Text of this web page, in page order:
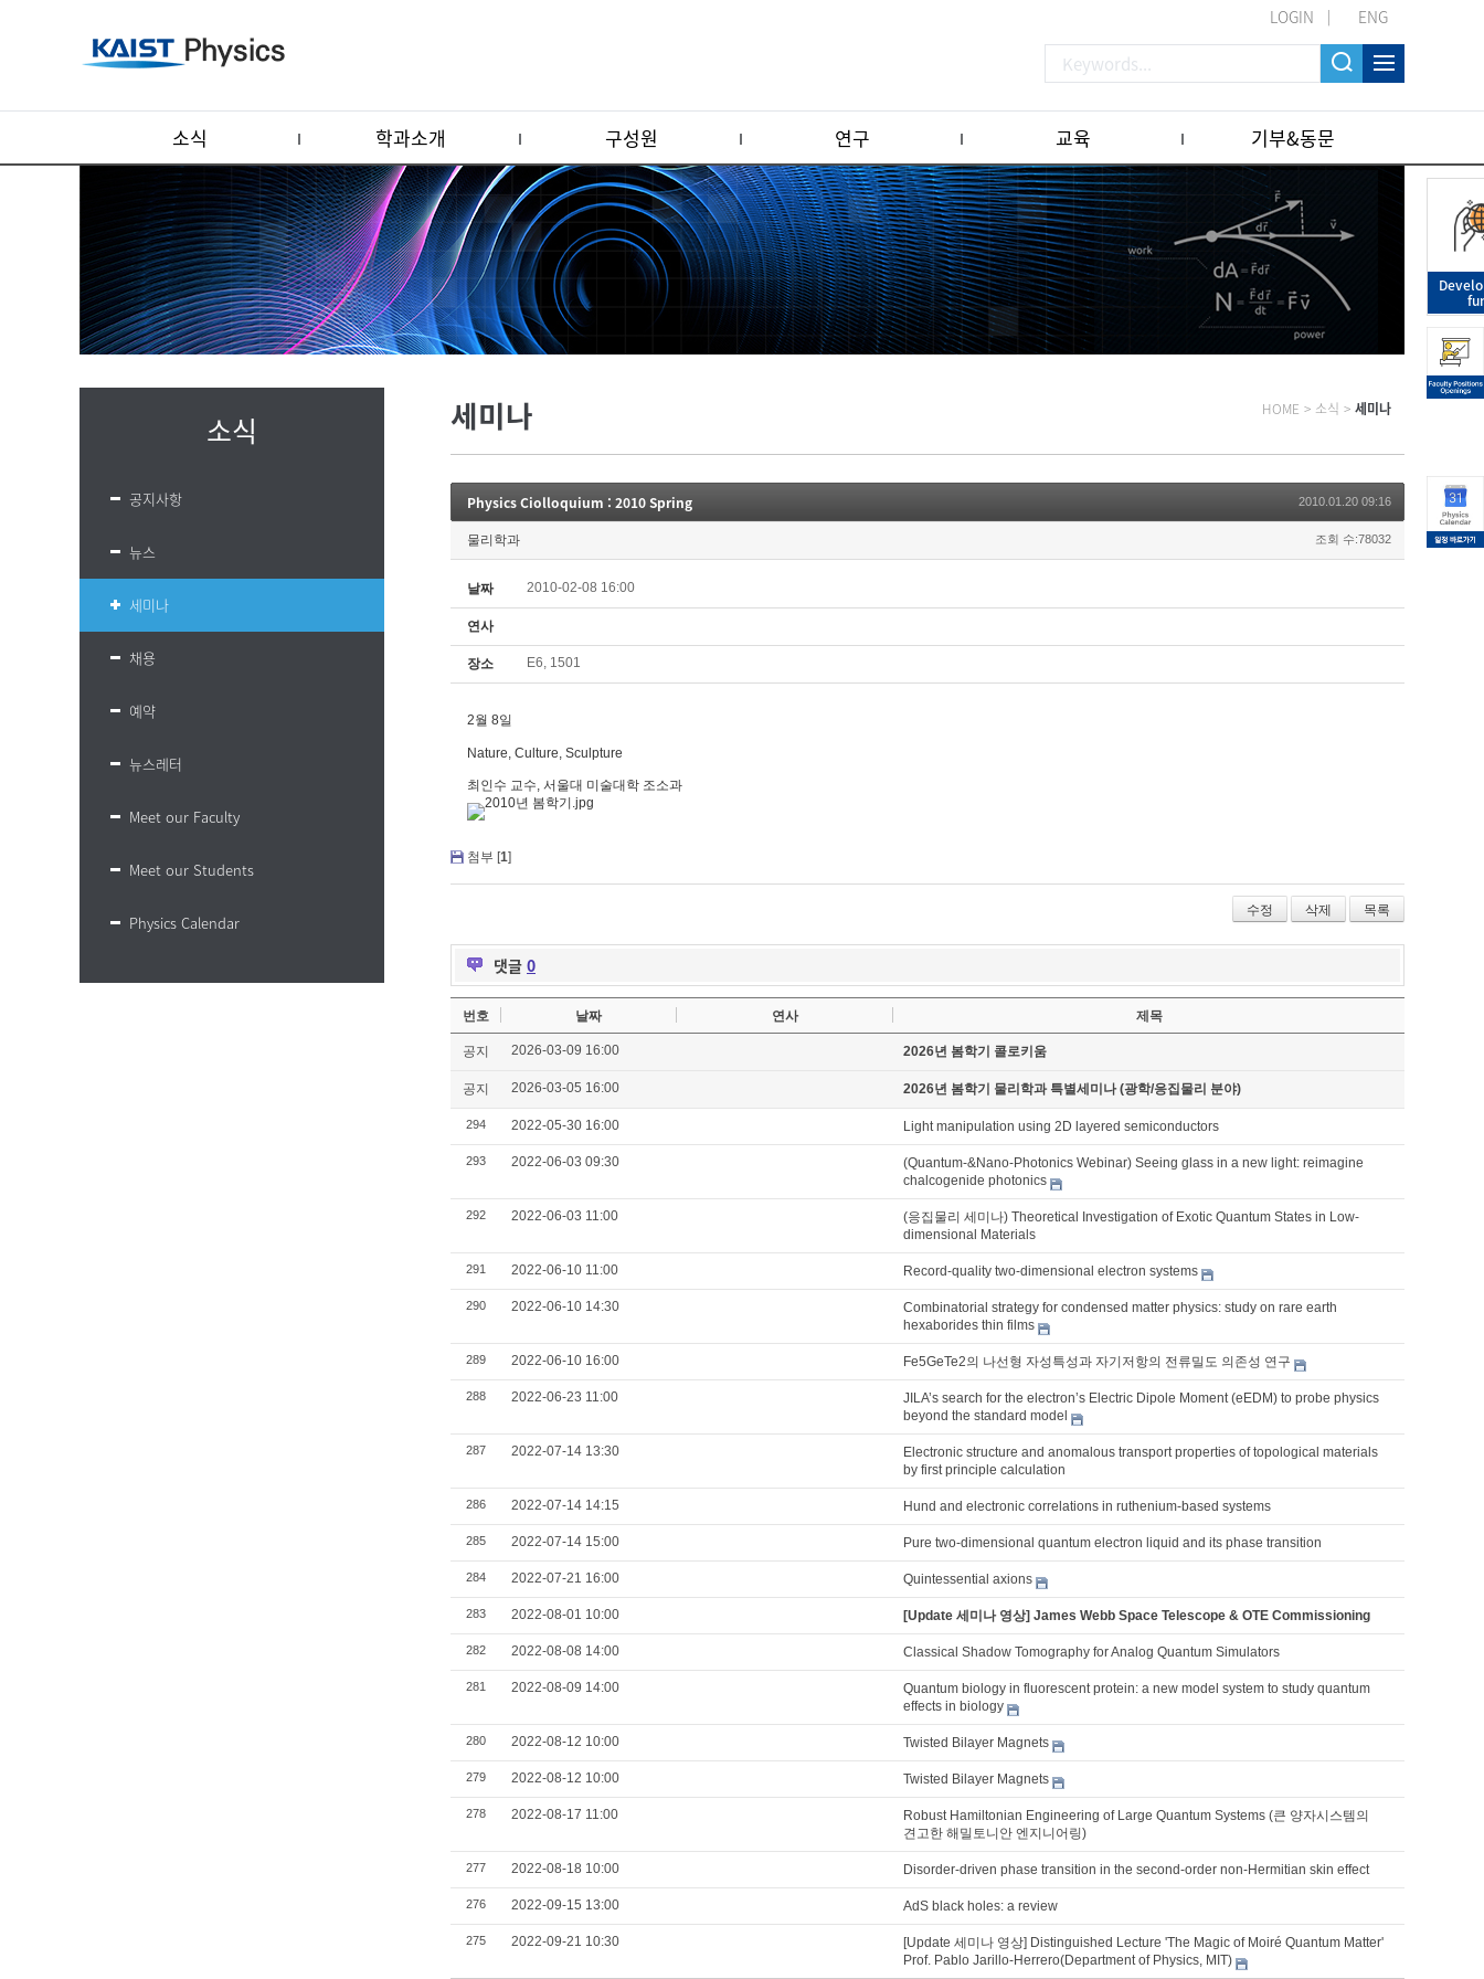
LOGIN ENG
소식 학과소개 구성원 연구 교육 기부&동문
소식
공지사항
뉴스
세미나
채용
예약
뉴스레터
Meet our Faculty
Meet our Students
Physics Calendar
세미나 HOME > 소식 > 세미나
Physics Ciolloquium : 2010 Spring 2010.01.20 09:16
물리학과 조회 수:78032
날짜 2010-02-08 16:00
연사
장소 E6, 1501
2월 8일
Nature, Culture, Sculpture
최인수 교수, 서울대 미술대학 조소과
첨부 [1]
수정 삭제 목록
댓글 0
번호 날짜 연사 제목
공지 2026-03-09 16:00 2026년 봄학기 콜로키움
공지 2026-03-05 16:00 2026년 봄학기 물리학과 특별세미나 (광학/응집물리 분야)
294 2022-05-30 16:00 Light manipulation using 2D layered semiconductors
293 2022-06-03 09:30
(Quantum-&Nano-Photonics Webinar) Seeing glass in a new light: reimagine
chalcogenide photonics
292 2022-06-03 11:00
(응집물리 세미나) Theoretical Investigation of Exotic Quantum States in Low-
dimensional Materials
291 2022-06-10 11:00 Record-quality two-dimensional electron systems
290 2022-06-10 14:30
Combinatorial strategy for condensed matter physics: study on rare earth
hexaborides thin films
289 2022-06-10 16:00 Fe5GeTe2의 나선형 자성특성과 자기저항의 전류밀도 의존성 연구
288 2022-06-23 11:00
JILA’s search for the electron’s Electric Dipole Moment (eEDM) to probe physics
beyond the standard model
287 2022-07-14 13:30
Electronic structure and anomalous transport properties of topological materials
by first principle calculation
286 2022-07-14 14:15 Hund and electronic correlations in ruthenium-based systems
285 2022-07-14 15:00 Pure two-dimensional quantum electron liquid and its phase transition
284 2022-07-21 16:00 Quintessential axions
283 2022-08-01 10:00 [Update 세미나 영상] James Webb Space Telescope & OTE Commissioning
282 2022-08-08 14:00 Classical Shadow Tomography for Analog Quantum Simulators
281 2022-08-09 14:00
Quantum biology in fluorescent protein: a new model system to study quantum
effects in biology
280 2022-08-12 10:00 Twisted Bilayer Magnets
279 2022-08-12 10:00 Twisted Bilayer Magnets
278 2022-08-17 11:00
Robust Hamiltonian Engineering of Large Quantum Systems (큰 양자시스템의
견고한 해밀토니안 엔지니어링)
277 2022-08-18 10:00 Disorder-driven phase transition in the second-order non-Hermitian skin effect
276 2022-09-15 13:00 AdS black holes: a review
275 2022-09-21 10:30
[Update 세미나 영상] Distinguished Lecture 'The Magic of Moiré Quantum Matter'
Prof. Pablo Jarillo-Herrero(Department of Physics, MIT)